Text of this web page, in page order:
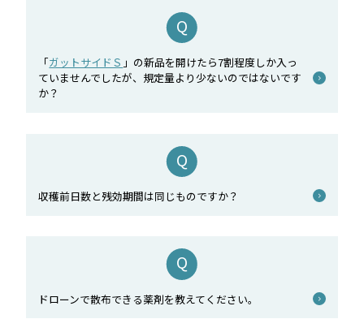
「ガットサイドＳ 」の新品を開けたら7割程度しか入っ
ていませんでしたが、規定量より少ないのではないです
か？
収穫前日数と残効期間は同じものですか？
ドローンで散布できる薬剤を教えてください。